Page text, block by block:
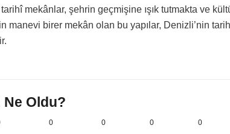
mekânlar, şehrin geçmişine ışık tutmakta ve
manevi birer mekân olan bu yapılar, Denizli’nin
Ne Oldu?
0 0 0 0